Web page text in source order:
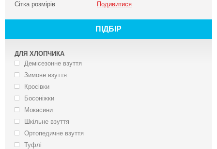
Сітка розмірів Подивитися
ПІДБІР
ДЛЯ ХЛОПЧИКА
Демісезонне взуття
Зимове взуття
Кросівки
Босоніжки
Мокасини
Шкільне взуття
Ортопедичне взуття
Туфлі